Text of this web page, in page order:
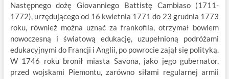
Następnego dożę Giovanniego Battistę Cambiaso (1711-
1772), urzędującego od 16 kwietnia 1771 do 23 grudnia 1773
roku, również można uznać za frankofila, otrzymał bowiem
nowoczesną i światową edukację, uzupełnioną podróżami
edukacyjnymi do Francji i Anglii, po powrocie zajął się polityką.
W 1746 roku bronił miasta Savona, jako jego gubernator,
przed wojskami Piemontu, zarówno siłami regularnej armii